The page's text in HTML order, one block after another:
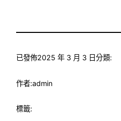
已發佈2025 年 3 月 3 日分類:
作者:admin
標籤: